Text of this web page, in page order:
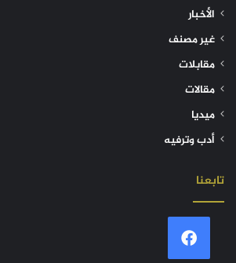
الأخبار
غير مصنف
مقابلات
مقالات
ميديا
أدب وترفيه
تابعنا